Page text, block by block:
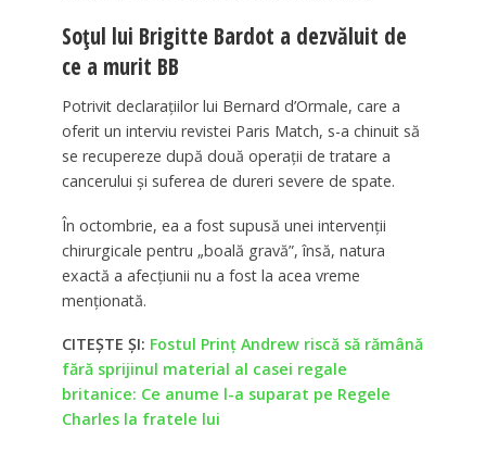
Soțul lui Brigitte Bardot a dezvăluit de
ce a murit BB
Potrivit declaraţiilor lui Bernard d’Ormale, care a
oferit un interviu revistei Paris Match, s-a chinuit să
se recupereze după două operații de tratare a
cancerului și suferea de dureri severe de spate.
În octombrie, ea a fost supusă unei intervenții
chirurgicale pentru „boală gravă”, însă, natura
exactă a afecțiunii nu a fost la acea vreme
menţionată.
CITEȘTE ȘI: Fostul Prinț Andrew riscă să rămână
fără sprijinul material al casei regale
britanice: Ce anume l-a suparat pe Regele
Charles la fratele lui